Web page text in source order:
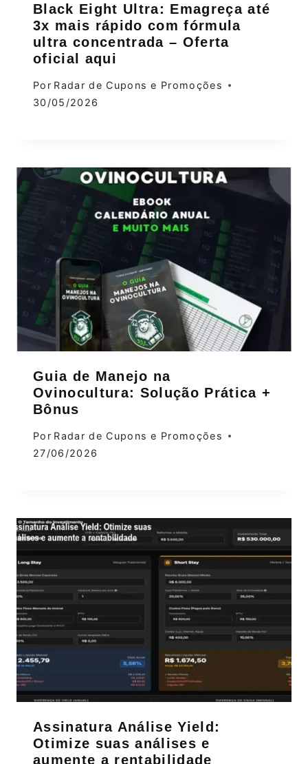
Black Eight Ultra: Emagreça até
3x mais rápido com fórmula
ultra concentrada – Oferta
oficial aqui
Por Radar de Cupons e Promoções
30/05/2026
Guia de Manejo na
Ovinocultura: Solução Prática +
Bônus
Por Radar de Cupons e Promoções
27/06/2026
Assinatura Análise Yield:
Otimize suas análises e
aumente a rentabilidade